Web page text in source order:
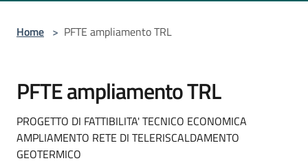
Home > PFTE ampliamento TRL
PFTE ampliamento TRL
PROGETTO DI FATTIBILITA' TECNICO ECONOMICA
AMPLIAMENTO RETE DI TELERISCALDAMENTO
GEOTERMICO